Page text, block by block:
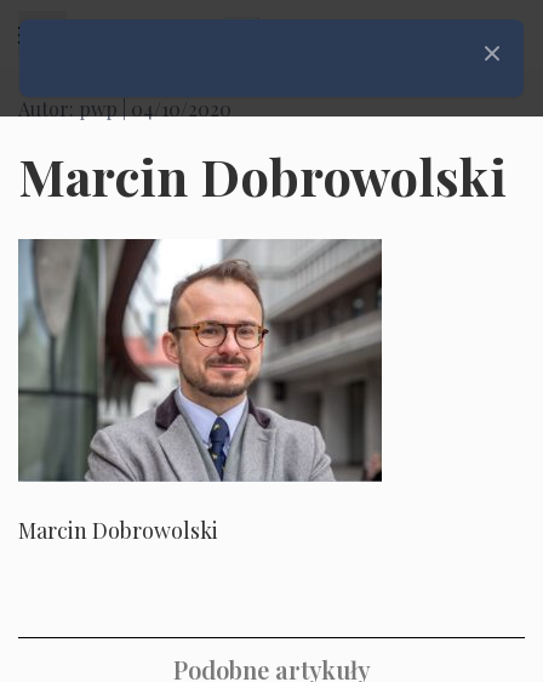
Autor: pwp | 04/10/2020
Marcin Dobrowolski
Marcin Dobrowolski
Podobne artykuły
Zamknij